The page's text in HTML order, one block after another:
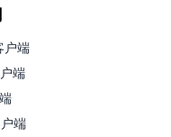
户端
端
端